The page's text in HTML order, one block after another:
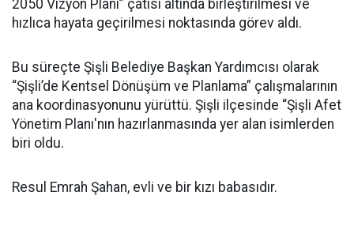
2050 Vizyon Planı” çatısı altında birleştirilmesi ve
hızlıca hayata geçirilmesi noktasında görev aldı.
Bu süreçte Şişli Belediye Başkan Yardımcısı olarak
“Şişli’de Kentsel Dönüşüm ve Planlama” çalışmalarının
ana koordinasyonunu yürüttü. Şişli ilçesinde “Şişli Afet
Yönetim Planı'nın hazırlanmasında yer alan isimlerden
biri oldu.
Resul Emrah Şahan, evli ve bir kızı babasıdır.